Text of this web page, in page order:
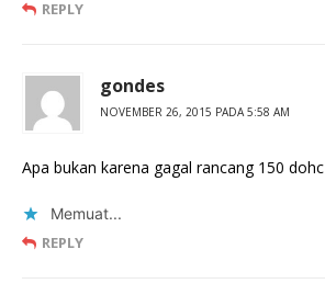
REPLY
gondes
NOVEMBER 26, 2015 PADA 5:58 AM
Apa bukan karena gagal rancang 150 dohc
Memuat...
REPLY